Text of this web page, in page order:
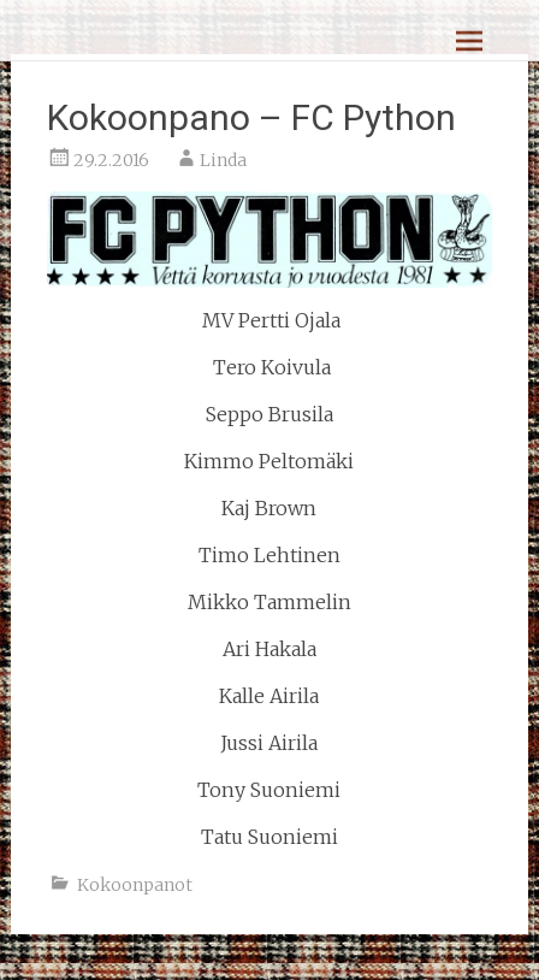
content
Kokoonpano – FC Python
29.2.2016 Linda
MV Pertti Ojala
Tero Koivula
Seppo Brusila
Kimmo Peltomäki
Kaj Brown
Timo Lehtinen
Mikko Tammelin
Ari Hakala
Kalle Airila
Jussi Airila
Tony Suoniemi
Tatu Suoniemi
Kokoonpanot